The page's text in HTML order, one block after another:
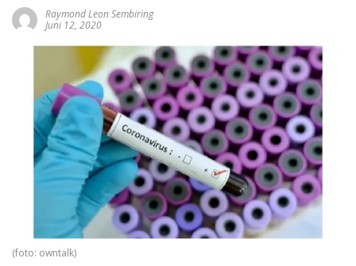
Raymond Leon Sembiring
Juni 12, 2020
(foto: owntalk)